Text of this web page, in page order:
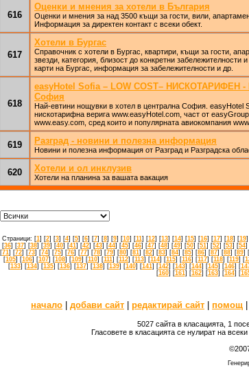
616
Оценки и мнения за хотели в България
Оценки и мнения за над 3500 къщи за гости, вили,
Информация за директен контакт с всеки обект.
617
Хотели в Бургас
Справочник с хотели в Бургас, квартири, къщи за гости,
звезди, категория, близост до конкретни забележителности
карти на Бургас, информация за забележителности и др.
618
easyHotel Sofia – LOW COST– НИСКОТАРИФЕН
София
Най-евтини нощувки в хотел в централна София. easyHotel
нискотарифна верига www.easyHotel.com, част от
www.easy.com, сред които и популярната авиокомпания
619 Разград - новини и полезна информация
Новини и полезна информация от Разград и Разградска
620 Хотели и ол инклузив
Хотели на планина за вашата вакация
Страници: [1 ] [2] [3] [4] [5] [6] [7] [8] [9] [10] [11 ] [12] [13] [14] [15] [16] [17] [18] [19]
[36] [37] [38] [39] [40] [41 ] [42] [43] [44] [45] [46] [47] [48] [49] [50] [51 ] [52] [53] [54]
[71 ] [72] [73] [74] [75] [76] [77] [78] [79] [80] [81 ] [82] [83] [84] [85] [86] [87] [88] [89] [
[105] [106] [107] [108] [109] [110] [111 ] [112] [113] [114] [115] [116] [117] [118] [119] [
[133] [134] [135] [136] [137] [138] [139] [140] [141 ] [142] [143] [144] [145] [146] [
[160] [161 ] [162] [163] [164] [
начало | добави сайт | редактирай сайт | помощ |
5027 сайта в класацията, 1
Гласовете в класацията се нулират на